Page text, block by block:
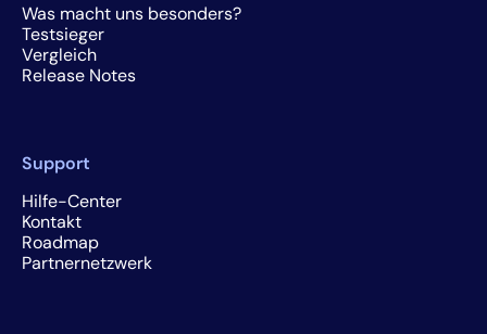
Was macht uns besonders?
Testsieger
Vergleich
Release Notes
Support
Hilfe-Center
Kontakt
Roadmap
Partnernetzwerk